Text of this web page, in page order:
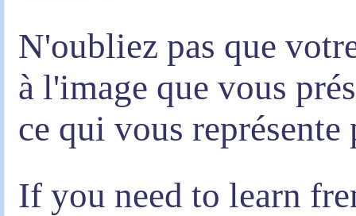
N'oubliez pas que
à l'image que vous
ce qui vous représente
If you need to learn